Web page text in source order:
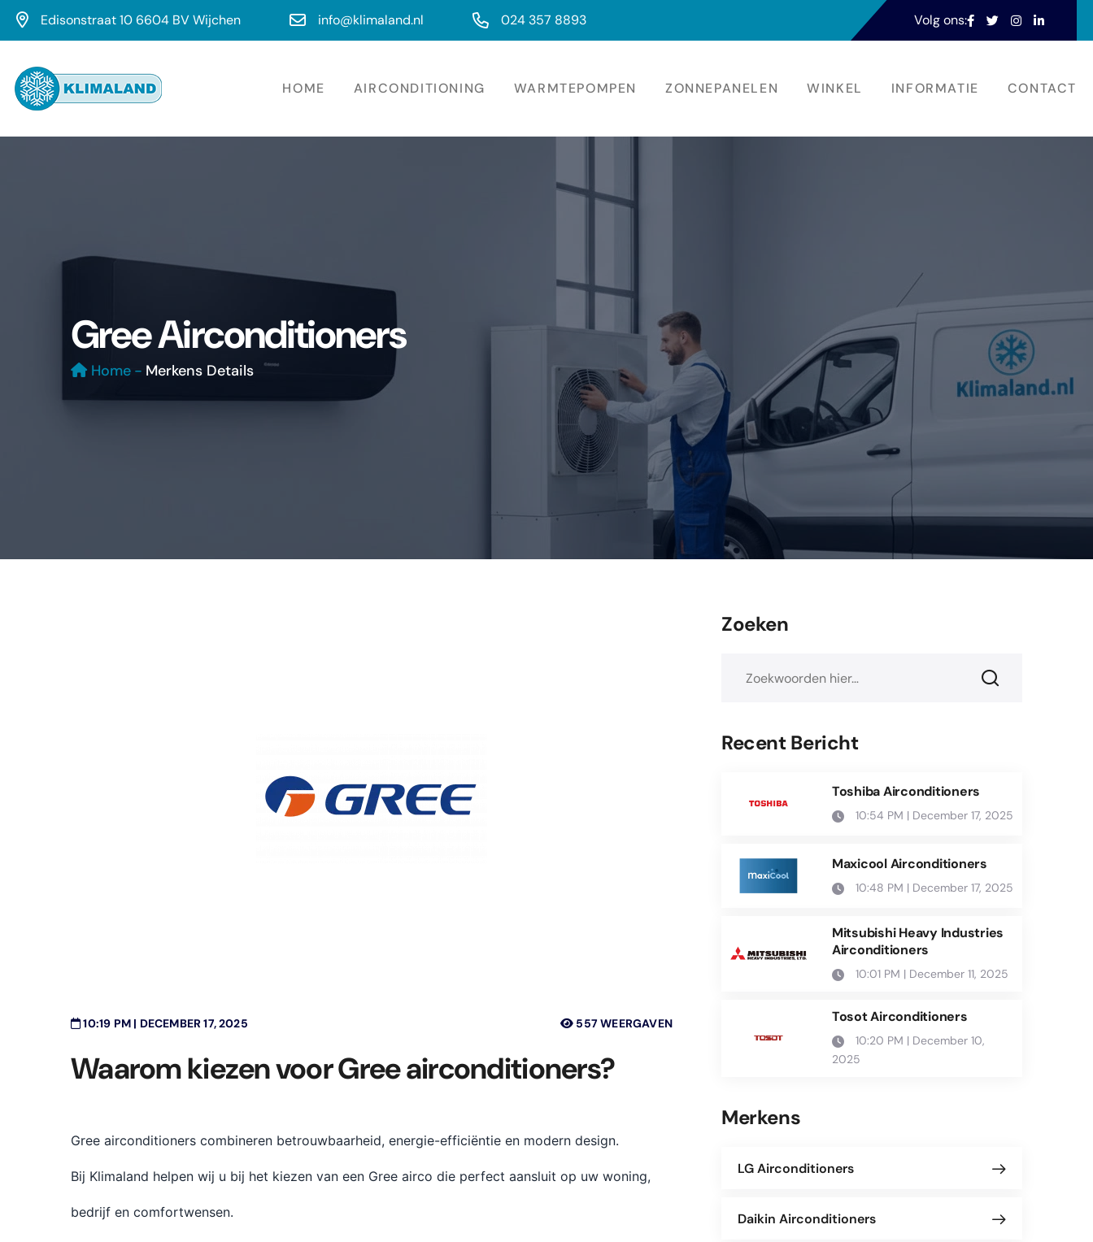
Edisonstraat 10 6604 BV Wijchen info@klimaland.nl 024 357 8893 Volg ons:
HOME AIRCONDITIONING WARMTEPOMPEN ZONNEPANELEN WINKEL INFORMATIE CONTACT
Gree Airconditioners
Home - Merkens Details
10:19 PM | DECEMBER 17, 2025 557 WEERGAVEN
Waarom kiezen voor Gree airconditioners?
Gree airconditioners combineren betrouwbaarheid, energie-efficiëntie en modern design.
Bij Klimaland helpen wij u bij het kiezen van een Gree airco die perfect aansluit op uw woning,
bedrijf en comfortwensen.
Zoeken
Recent Bericht
Toshiba Airconditioners
10:54 PM | December 17, 2025
Maxicool Airconditioners
10:48 PM | December 17, 2025
Mitsubishi Heavy Industries
Airconditioners
10:01 PM | December 11, 2025
Tosot Airconditioners
10:20 PM | December 10,
2025
Merkens
LG Airconditioners
Daikin Airconditioners